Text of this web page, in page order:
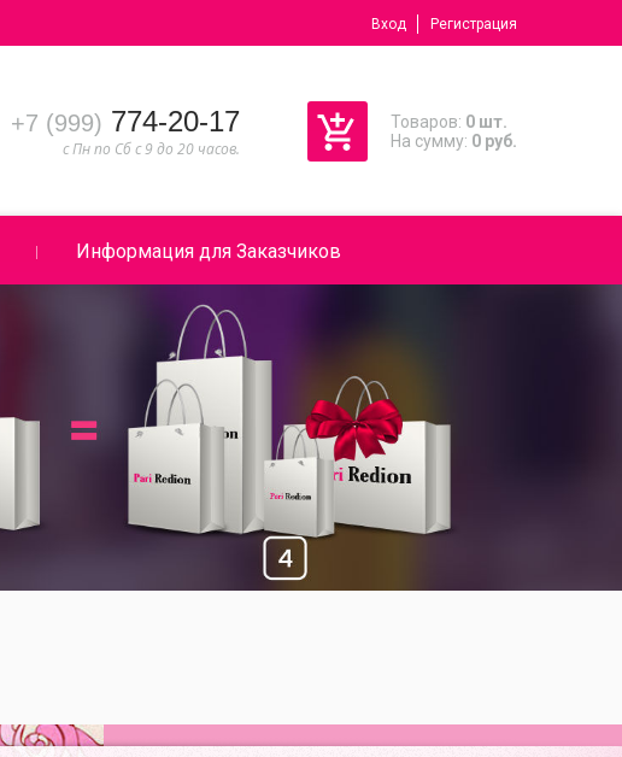
Вход Регистрация
+7 (999) 774-20-17
с Пн по Сб с 9 до 20 часов.
Товаров: 0 шт.
На сумму: 0 руб.
Информация для Заказчиков